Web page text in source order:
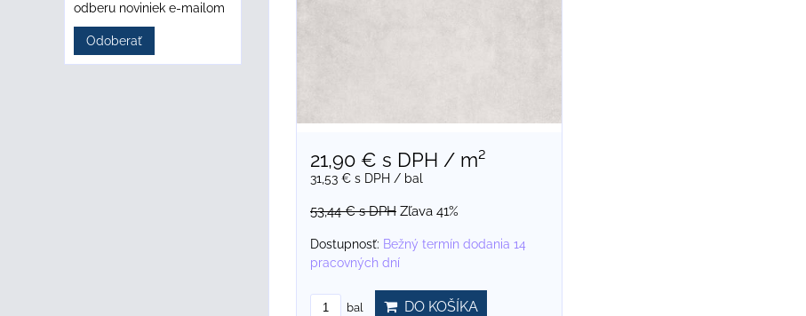
21,90 € s DPH / m²
31,53 € s DPH / bal
53,44 €s DPH Zľava 41%
Dostupnosť: Bežný termín dodania 14
pracovných dní
bal DO KOŠÍKA
odberu noviniek e-mailom
Odoberať